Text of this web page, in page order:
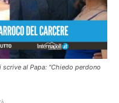
al Papa: "Chiedo perdono